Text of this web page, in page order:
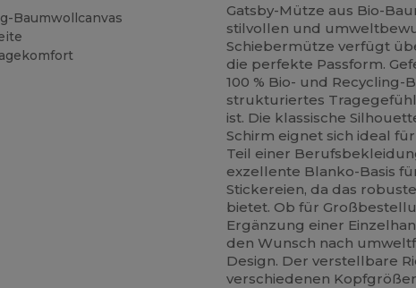
Baumwollcanvas
Gatsby-Mütze aus Bio-
stilvollen und
Schiebermütze verfügt
die perfekte Passform.
100 % Bio- und
strukturiertes
ist. Die klassische
Schirm eignet sich ideal
Teil einer
exzellente Blanko-Basis
Stickereien, da das
bietet. Ob für
Ergänzung einer
den Wunsch nach
Design. Der verstellbare
verschiedenen